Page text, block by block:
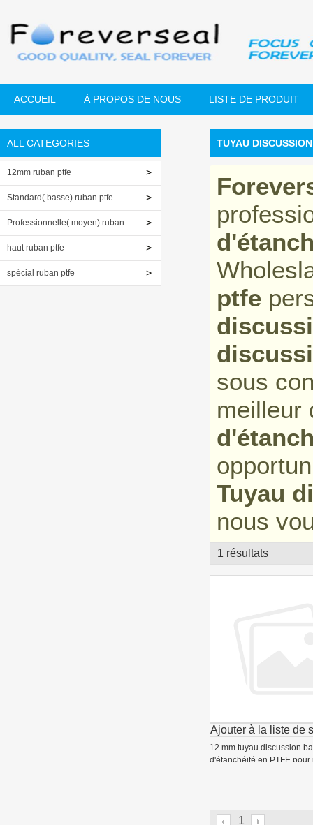
ACCUEIL À PROPOS DE NOUS LISTE DE PRODUIT
ALL CATEGORIES
12mm ruban ptfe
Standard( basse) ruban ptfe
Professionnelle( moyen) ruban
ptfehaut ruban ptfe
spécial ruban ptfe
TUYAU
ptfe
sous
meilleur
Tuyau
nous
1 résultats
Ajouter à la liste de
12 mm tuyau discussion
d'étanchéité en PTFE pour
1